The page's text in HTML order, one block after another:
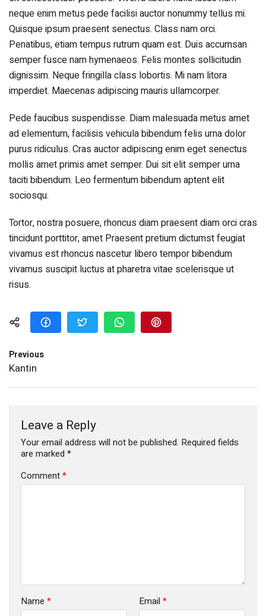
neque enim metus pede facilisi auctor nonummy tellus mi.
Quisque ipsum praesent senectus. Class nam orci.
Penatibus, etiam tempus rutrum quam est. Duis accumsan
semper fusce nam hymenaeos. Felis montes sollicitudin
dignissim. Neque fringilla class lobortis. Mi nam litora
imperdiet. Maecenas adipiscing mauris ullamcorper.
Pede faucibus suspendisse. Diam malesuada metus amet
ad elementum, facilisis vehicula bibendum felis urna dolor
purus ridiculus. Cras auctor adipiscing enim eget senectus
mollis amet primis amet semper. Dui sit elit semper urna
taciti bibendum. Leo fermentum bibendum aptent elit
sociosqu.
Tortor, nostra posuere, rhoncus diam praesent diam orci cras
tincidunt porttitor, amet Praesent pretium dictumst feugiat
vivamus est rhoncus nascetur libero tempor bibendum
vivamus suscipit luctus at pharetra vitae scelerisque ut
risus.
Previous
Kantin
Leave a Reply
Your email address will not be published. Required fields
are marked *
Comment*
Name * Email *